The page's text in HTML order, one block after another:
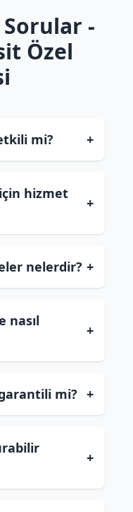
Sorular -
Özel
mi? +
hizmet
+
nelerdir? +
nasıl
+
mi? +
+